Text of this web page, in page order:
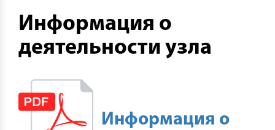
Информация о
деятельности узла
Информация о